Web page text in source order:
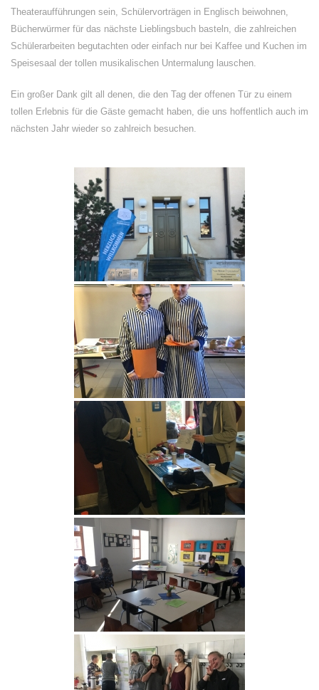
Theateraufführungen sein, Schülervorträgen in Englisch beiwohnen,
Bücherwürmer für das nächste Lieblingsbuch basteln, die zahlreichen
Schülerarbeiten begutachten oder einfach nur bei Kaffee und Kuchen im
Speisesaal der tollen musikalischen Untermalung lauschen.
Ein großer Dank gilt all denen, die den Tag der offenen Tür zu einem
tollen Erlebnis für die Gäste gemacht haben, die uns hoffentlich auch im
nächsten Jahr wieder so zahlreich besuchen.